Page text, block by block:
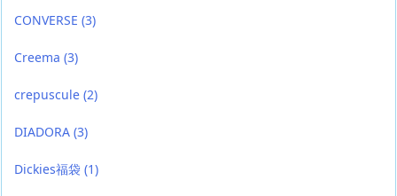
CONVERSE (3)
Creema (3)
crepuscule (2)
DIADORA (3)
Dickies福袋 (1)